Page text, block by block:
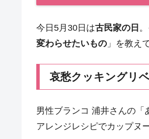
今日5月30日は古民家の日
変わらせたいもの 」を教え
哀愁クッキングリ
男性ブランコ 浦井さんの「
アレンジレシピでカップヌ